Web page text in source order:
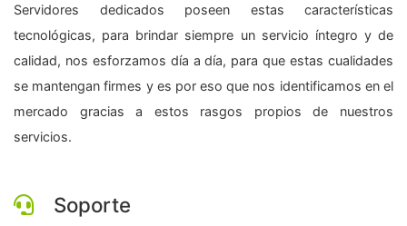
Servidores dedicados poseen estas características
tecnológicas, para brindar siempre un servicio íntegro y de
calidad, nos esforzamos día a día, para que estas cualidades
se mantengan firmes y es por eso que nos identificamos en el
mercado gracias a estos rasgos propios de nuestros
servicios.
Soporte